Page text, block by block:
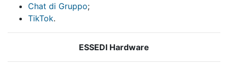
Chat di Gruppo;
TikTok.
ESSEDI Hardware